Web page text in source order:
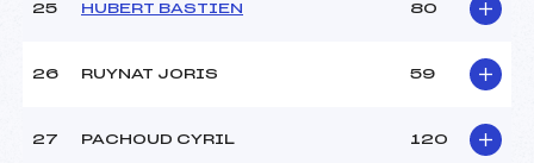
25 HUBERT BASTIEN 80
26 RUYNAT JORIS 59
27 PACHOUD CYRIL 120